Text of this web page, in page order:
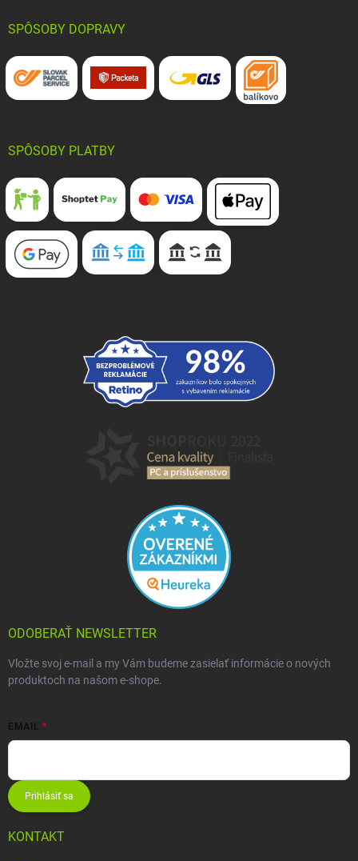
SPÔSOBY DOPRAVY
SPÔSOBY PLATBY
ODOBERAŤ NEWSLETTER
Vložte svoj e-mail a my Vám budeme zasielať informácie o nových
produktoch na našom e-shope.
EMAIL
Prihlásiť sa
KONTAKT